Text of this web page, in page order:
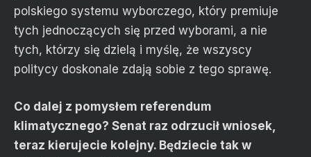
polskiego systemu wyborczego, który premiuje
tych jednoczących się przed wyborami, a nie
tych, którzy się dzielą i myślę, że wszyscy
politycy doskonale zdają sobie z tego sprawę.
Co dalej z pomysłem referendum
klimatycznego? Senat raz odrzucił wniosek,
teraz kierujecie kolejny. Będziecie tak w